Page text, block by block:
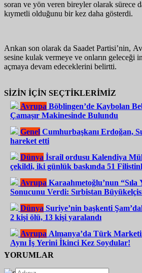
soran ve yön veren bireyler olarak sürece
kıymetli olduğunu bir kez daha gösterdi.
Arıkan son olarak da Saadet Partisi’nin,
sesine kulak vermeye ve onların geleceği
açmaya devam edeceklerini belirtti.
SİZİN İÇİN SEÇTİKLERİMİZ
Avrupa Böblingen’de Kaybolan
Çamaşır Makinesinde Bulundu
Genel Cumhurbaşkanı Erdoğan,
hareket etti
Dünya İsrail ordusu Kalendiya
çekildi, iki günlük baskında 51
Avrupa Karaahmetoğlu’nun
Sonucunu Verdi: Sırbistan
Dünya Suriye’nin başkenti
2 kişi ölü, 13 kişi yaralandı
Avrupa Almanya’da Türk
Aynı İş Yerini İkinci Kez Soydular!
YORUMLAR